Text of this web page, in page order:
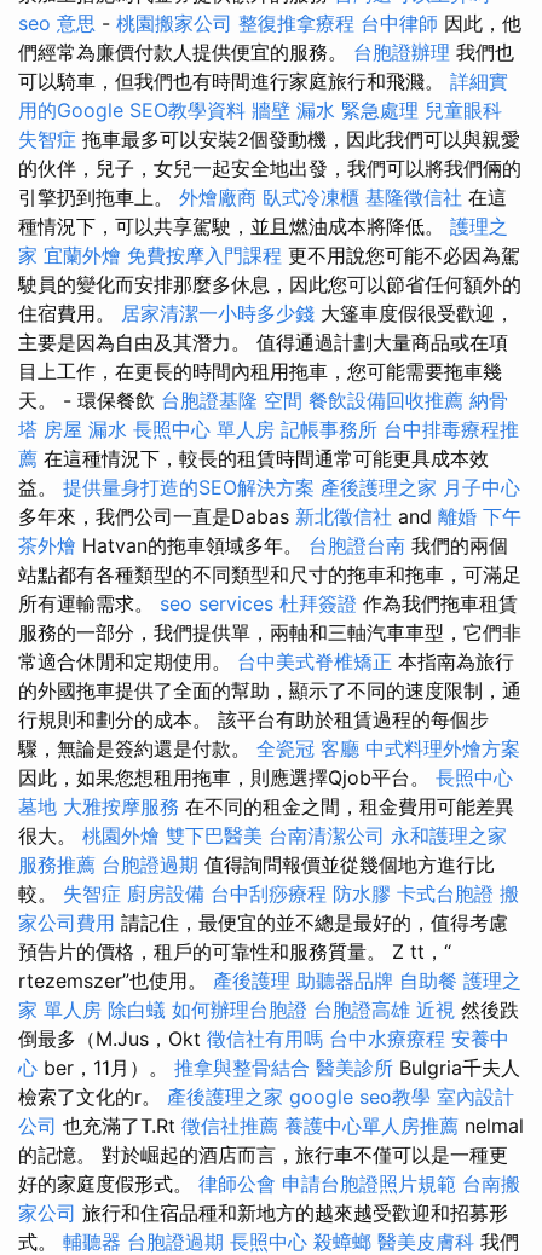
seo 意思 - 桃園搬家公司 整復推拿療程 台中律師 因此，他
們經常為廉價付款人提供便宜的服務。 台胞證辦理 我們也
可以騎車，但我們也有時間進行家庭旅行和飛濺。 詳細實
用的Google SEO教學資料 牆壁 漏水 緊急處理 兒童眼科
失智症 拖車最多可以安裝2個發動機，因此我們可以與親愛
的伙伴，兒子，女兒一起安全地出發，我們可以將我們倆的
引擎扔到拖車上。 外燴廠商 臥式冷凍櫃 基隆徵信社 在這
種情況下，可以共享駕駛，並且燃油成本將降低。 護理之
家 宜蘭外燴 免費按摩入門課程 更不用說您可能不必因為駕
駛員的變化而安排那麼多休息，因此您可以節省任何額外的
住宿費用。 居家清潔一小時多少錢 大篷車度假很受歡迎，
主要是因為自由及其潛力。 值得通過計劃大量商品或在項
目上工作，在更長的時間內租用拖車，您可能需要拖車幾
天。 - 環保餐飲 台胞證基隆 空間 餐飲設備回收推薦 納骨
塔 房屋 漏水 長照中心 單人房 記帳事務所 台中排毒療程推
薦 在這種情況下，較長的租賃時間通常可能更具成本效
益。 提供量身打造的SEO解決方案 產後護理之家 月子中心
多年來，我們公司一直是Dabas 新北徵信社 and 離婚 下午
茶外燴 Hatvan的拖車領域多年。 台胞證台南 我們的兩個
站點都有各種類型的不同類型和尺寸的拖車和拖車，可滿足
所有運輸需求。 seo services 杜拜簽證 作為我們拖車租賃
服務的一部分，我們提供單，兩軸和三軸汽車車型，它們非
常適合休閒和定期使用。 台中美式脊椎矯正 本指南為旅行
的外國拖車提供了全面的幫助，顯示了不同的速度限制，通
行規則和劃分的成本。 該平台有助於租賃過程的每個步
驟，無論是簽約還是付款。 全瓷冠 客廳 中式料理外燴方案
因此，如果您想租用拖車，則應選擇Qjob平台。 長照中心
墓地 大雅按摩服務 在不同的租金之間，租金費用可能差異
很大。 桃園外燴 雙下巴醫美 台南清潔公司 永和護理之家
服務推薦 台胞證過期 值得詢問報價並從幾個地方進行比
較。 失智症 廚房設備 台中刮痧療程 防水膠 卡式台胞證 搬
家公司費用 請記住，最便宜的並不總是最好的，值得考慮
預告片的價格，租戶的可靠性和服務質量。 Z tt，“
rtezemszer”也使用。 產後護理 助聽器品牌 自助餐 護理之
家 單人房 除白蟻 如何辦理台胞證 台胞證高雄 近視 然後跌
倒最多（M.Jus，Okt 徵信社有用嗎 台中水療療程 安養中
心 ber，11月）。 推拿與整骨結合 醫美診所 Bulgria千夫人
檢索了文化的r。 產後護理之家 google seo教學 室內設計
公司 也充滿了T.Rt 徵信社推薦 養護中心單人房推薦 nelmal
的記憶。 對於崛起的酒店而言，旅行車不僅可以是一種更
好的家庭度假形式。 律師公會 申請台胞證照片規範 台南搬
家公司 旅行和住宿品種和新地方的越來越受歡迎和招募形
式。 輔聽器 台胞證過期 長照中心 殺蟑螂 醫美皮膚科 我們